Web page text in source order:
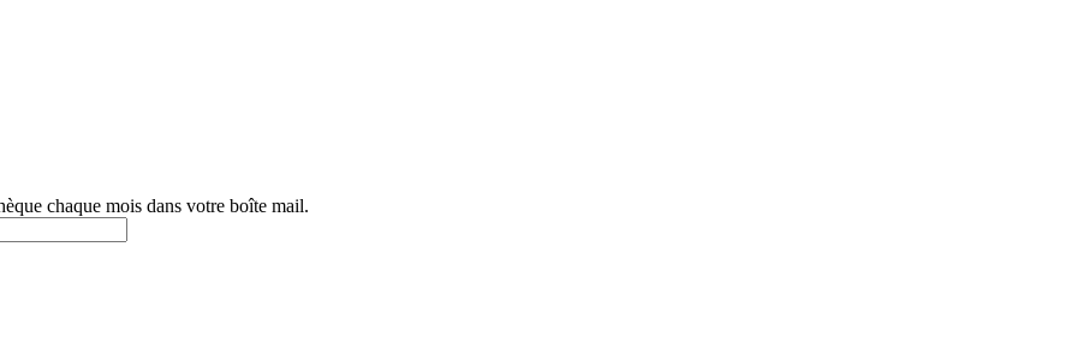
chaque mois dans votre boîte mail.